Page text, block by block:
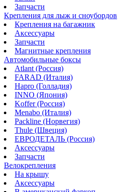
Запчасти
Крепления для лыж и сноубордов
Крепления на багажник
Аксессуары
Запчасти
Магнитные крепления
Автомобильные боксы
Atlant (Россия)
FARAD (Италия)
Hapro (Голладия)
INNO (Япония)
Koffer (Россия)
Menabo (Италия)
Packline (Норвегия)
Thule (Швеция)
ЕВРОДЕТАЛЬ (Россия)
Аксессуары
Запчасти
Велокрепления
На крышу
Аксессуары